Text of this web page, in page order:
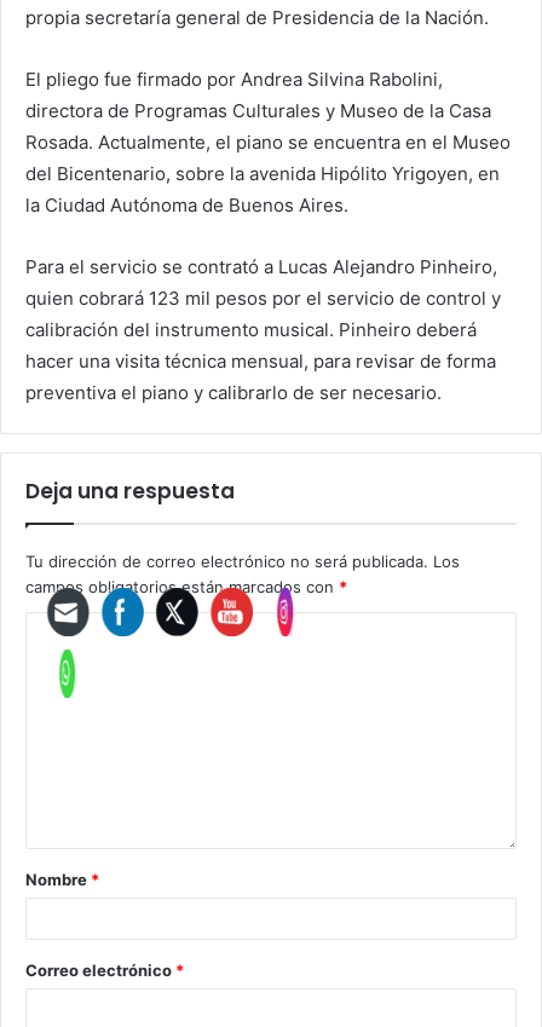
propia secretaría general de Presidencia de la Nación.
El pliego fue firmado por Andrea Silvina Rabolini,
directora de Programas Culturales y Museo de la Casa
Rosada. Actualmente, el piano se encuentra en el Museo
del Bicentenario, sobre la avenida Hipólito Yrigoyen, en
la Ciudad Autónoma de Buenos Aires.
Para el servicio se contrató a Lucas Alejandro Pinheiro,
quien cobrará 123 mil pesos por el servicio de control y
calibración del instrumento musical. Pinheiro deberá
hacer una visita técnica mensual, para revisar de forma
preventiva el piano y calibrarlo de ser necesario.
Deja una respuesta
Tu dirección de correo electrónico no será publicada. Los
campos obligatorios están marcados con *
Nombre *
Correo electrónico *